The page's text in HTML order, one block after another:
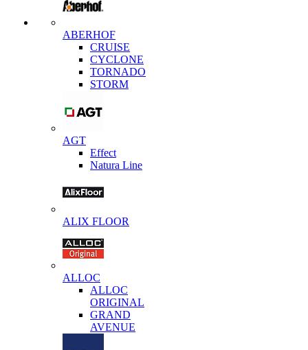
ABERHOF
CRUISE
CYCLONE
TORNADO
STORM
AGT
Effect
Natura Line
ALIX FLOOR
ALLOC
ALLOC
ORIGINAL
GRAND
AVENUE